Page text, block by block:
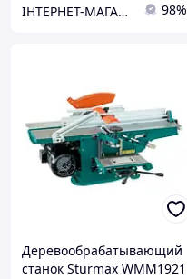
ІНТЕРНЕТ-МАГАЗИН STOOLS.COM.UA 98%
Деревообрабатывающий
станок Sturmax WMM1921